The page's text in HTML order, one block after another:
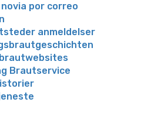
por correo
anmeldelser
Brautservice